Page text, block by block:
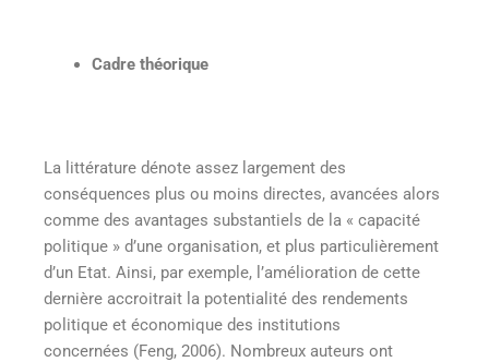
Cadre théorique
La littérature dénote assez largement des
conséquences plus ou moins directes, avancées alors
comme des avantages substantiels de la « capacité
politique » d’une organisation, et plus particulièrement
d’un Etat. Ainsi, par exemple, l’amélioration de cette
dernière accroitrait la potentialité des rendements
politique et économique des institutions
concernées (Feng, 2006). Nombreux auteurs ont